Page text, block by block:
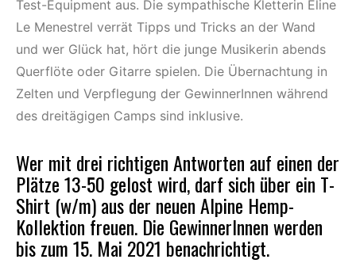
Test-Equipment aus. Die sympathische Kletterin Eline
Le Menestrel verrät Tipps und Tricks an der Wand
und wer Glück hat, hört die junge Musikerin abends
Querflöte oder Gitarre spielen. Die Übernachtung in
Zelten und Verpflegung der GewinnerInnen während
des dreitägigen Camps sind inklusive.
Wer mit drei richtigen Antworten auf einen der
Plätze 13-50 gelost wird, darf sich über ein T-
Shirt (w/m) aus der neuen Alpine Hemp-
Kollektion freuen. Die GewinnerInnen werden
bis zum 15. Mai 2021 benachrichtigt.